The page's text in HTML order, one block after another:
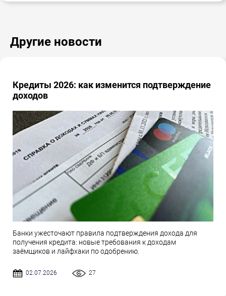
Другие новости
Кредиты 2026: как изменится подтверждение
доходов
Банки ужесточают правила подтверждения дохода для
получения кредита: новые требования к доходам
заёмщиков и лайфхаки по одобрению.
02.07.2026 27